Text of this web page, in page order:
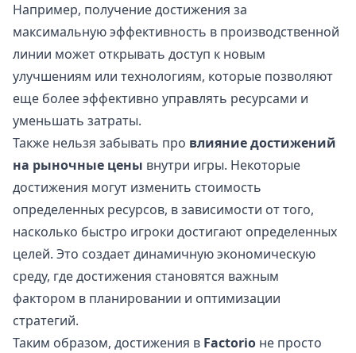
Например, получение достижения за
максимальную эффективность в производственной
линии может открывать доступ к новым
улучшениям или технологиям, которые позволяют
еще более эффективно управлять ресурсами и
уменьшать затраты.
Также нельзя забывать про влияние достижений
на рыночные цены внутри игры. Некоторые
достижения могут изменить стоимость
определенных ресурсов, в зависимости от того,
насколько быстро игроки достигают определенных
целей. Это создает динамичную экономическую
среду, где достижения становятся важным
фактором в планировании и оптимизации
стратегий.
Таким образом, достижения в Factorio не просто